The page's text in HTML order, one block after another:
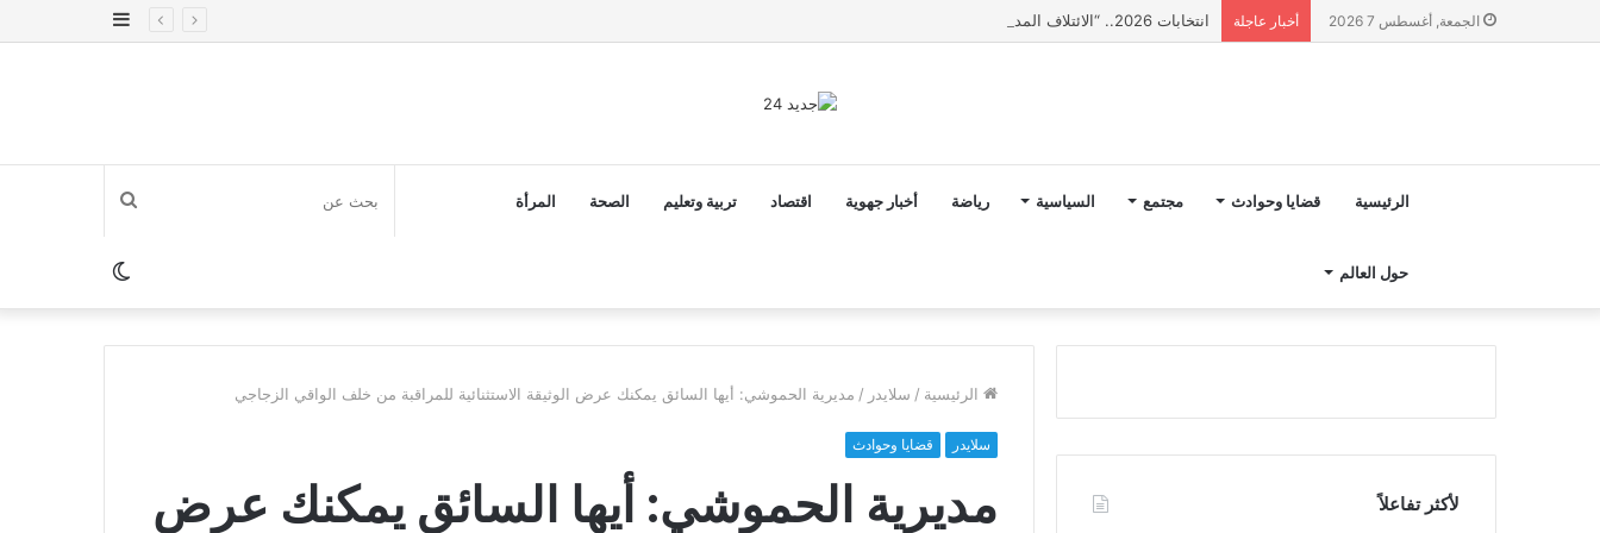
الجمعة, أغسطس 7 2026 أخبار عاجلة انتخابات 2026.. “الائتلاف المدني من أجل الجبل” يرفع عشرة مطالب أمام الأحزاب لإنصاف المناطق الجبلية
إضافة
الرئيسية قضايا وحوادث مجتمع السياسية رياضة أخبار جهوية اقتصاد تربية وتعليم الصحة المرأة
حول العالم
بحث
عنالوضع
المظلم
الرئيسية / سلايدر / مديرية الحموشي: أيها السائق يمكنك عرض الوثيقة الاستثنائية للمراقبة من خلف الواقي الزجاجي
سلايدر قضايا وحوادث
مديرية الحموشي: أيها السائق يمكنك عرض
لأكثر تفاعلاً